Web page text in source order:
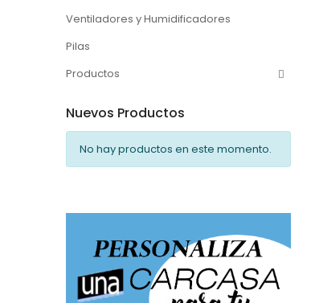
Ventiladores y Humidificadores
Pilas
Productos
Nuevos Productos
No hay productos en este momento.